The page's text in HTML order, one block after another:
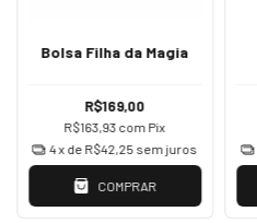
Bolsa Filha da Magia
R$169,00
R$163,93 com Pix
4x de R$42,25 sem juros
COMPRAR